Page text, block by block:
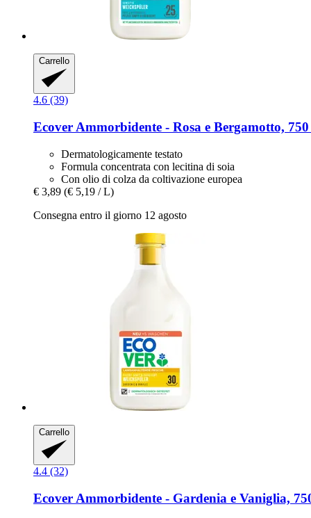
Carrello
4.6 (39)
Ecover Ammorbidente -​ Rosa e Bergamotto,
Dermatologicamente testato
Formula concentrata con lecitina di soia
Con olio di colza da coltivazione europea
€ 3,89 (€ 5,19 / L)
Consegna entro il giorno 12 agosto
Carrello
4.4 (32)
Ecover Ammorbidente -​ Gardenia e Vaniglia,